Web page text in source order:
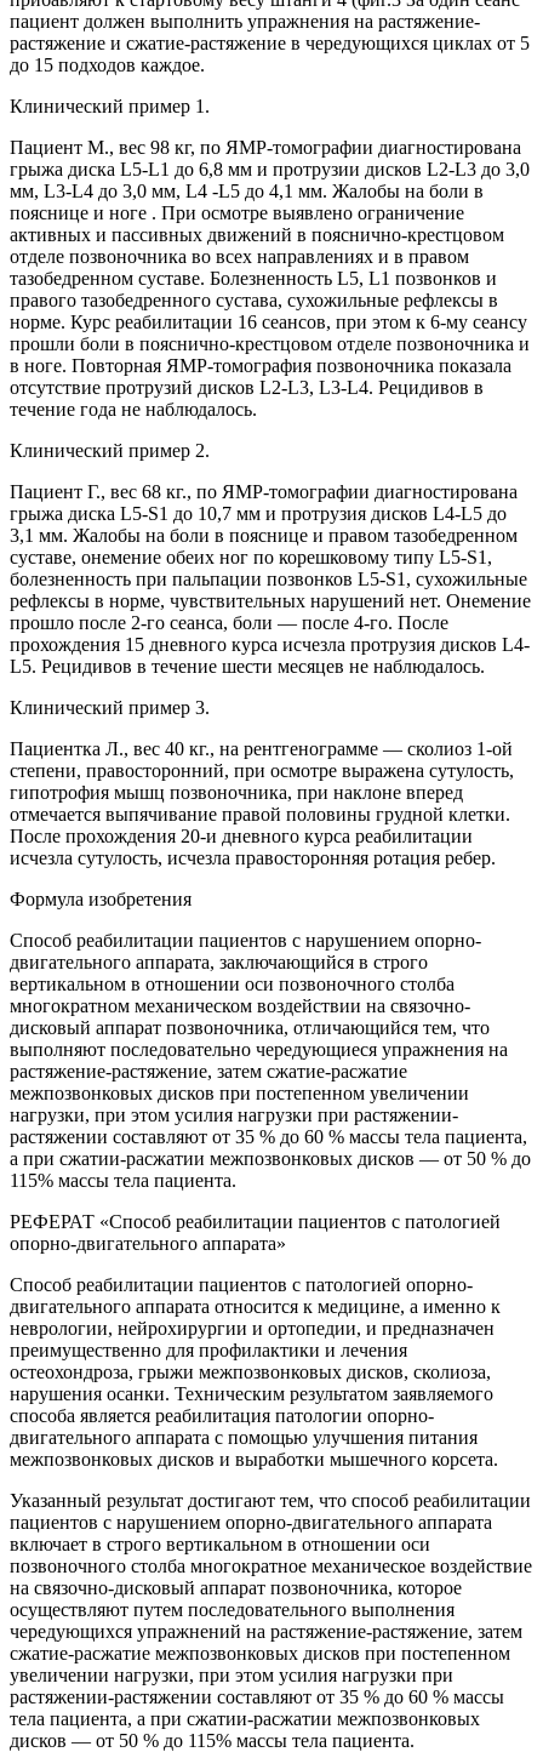
пациент должен выполнить упражнения на растяжение-
растяжение и сжатие-растяжение в чередующихся циклах от 5
до 15 подходов каждое.
Клинический пример 1.
Пациент М., вес 98 кг, по ЯМР-томографии диагностирована
грыжа диска L5-L1 до 6,8 мм и протрузии дисков L2-L3 до 3,0
мм, L3-L4 до 3,0 мм, L4 -L5 до 4,1 мм. Жалобы на боли в
пояснице и ноге . При осмотре выявлено ограничение
активных и пассивных движений в пояснично-крестцовом
отделе позвоночника во всех направлениях и в правом
тазобедренном суставе. Болезненность L5, L1 позвонков и
правого тазобедренного сустава, сухожильные рефлексы в
норме. Курс реабилитации 16 сеансов, при этом к 6-му сеансу
прошли боли в пояснично-крестцовом отделе позвоночника и
в ноге. Повторная ЯМР-томография позвоночника показала
отсутствие протрузий дисков L2-L3, L3-L4. Рецидивов в
течение года не наблюдалось.
Клинический пример 2.
Пациент Г., вес 68 кг., по ЯМР-томографии диагностирована
грыжа диска L5-S1 до 10,7 мм и протрузия дисков L4-L5 до
3,1 мм. Жалобы на боли в пояснице и правом тазобедренном
суставе, онемение обеих ног по корешковому типу L5-S1,
болезненность при пальпации позвонков L5-S1, сухожильные
рефлексы в норме, чувствительных нарушений нет. Онемение
прошло после 2-го сеанса, боли — после 4-го. После
прохождения 15 дневного курса исчезла протрузия дисков L4-
L5. Рецидивов в течение шести месяцев не наблюдалось.
Клинический пример 3.
Пациентка Л., вес 40 кг., на рентгенограмме — сколиоз 1-ой
степени, правосторонний, при осмотре выражена сутулость,
гипотрофия мышц позвоночника, при наклоне вперед
отмечается выпячивание правой половины грудной клетки.
После прохождения 20-и дневного курса реабилитации
исчезла сутулость, исчезла правосторонняя ротация ребер.
Формула изобретения
Способ реабилитации пациентов с нарушением опорно-
двигательного аппарата, заключающийся в строго
вертикальном в отношении оси позвоночного столба
многократном механическом воздействии на связочно-
дисковый аппарат позвоночника, отличающийся тем, что
выполняют последовательно чередующиеся упражнения на
растяжение-растяжение, затем сжатие-расжатие
межпозвонковых дисков при постепенном увеличении
нагрузки, при этом усилия нагрузки при растяжении-
растяжении составляют от 35 % до 60 % массы тела пациента,
а при сжатии-расжатии межпозвонковых дисков — от 50 % до
115% массы тела пациента.
РЕФЕРАТ «Способ реабилитации пациентов с патологией
опорно-двигательного аппарата»
Способ реабилитации пациентов с патологией опорно-
двигательного аппарата относится к медицине, а именно к
неврологии, нейрохирургии и ортопедии, и предназначен
преимущественно для профилактики и лечения
остеохондроза, грыжи межпозвонковых дисков, сколиоза,
нарушения осанки. Техническим результатом заявляемого
способа является реабилитация патологии опорно-
двигательного аппарата с помощью улучшения питания
межпозвонковых дисков и выработки мышечного корсета.
Указанный результат достигают тем, что способ реабилитации
пациентов с нарушением опорно-двигательного аппарата
включает в строго вертикальном в отношении оси
позвоночного столба многократное механическое воздействие
на связочно-дисковый аппарат позвоночника, которое
осуществляют путем последовательного выполнения
чередующихся упражнений на растяжение-растяжение, затем
сжатие-расжатие межпозвонковых дисков при постепенном
увеличении нагрузки, при этом усилия нагрузки при
растяжении-растяжении составляют от 35 % до 60 % массы
тела пациента, а при сжатии-расжатии межпозвонковых
дисков — от 50 % до 115% массы тела пациента.